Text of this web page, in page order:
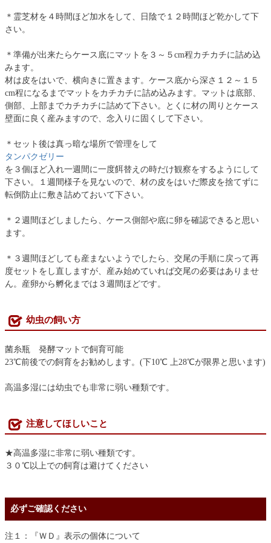
＊霊芝材を４時間ほど加水をして、日陰で１２時間ほど乾かして下
さい。
＊準備が出来たらケース底にマットを３～５cm程カチカチに詰め込
みます。
材は皮をはいで、横向きに置きます。ケース底から深さ１２～１５
cm程になるまでマットをカチカチに詰め込みます。マットは底部、
側部、上部までカチカチに詰めて下さい。とくに材の周りとケース
壁面に良く産みますので、念入りに固くして下さい。
＊セット後は真っ暗な場所で管理をして
タンパクゼリー
を３個ほど入れ一週間に一度餌替えの時だけ観察をするようにして
下さい。１週間様子を見ないので、材の皮をはいだ際皮を捨てずに
転倒防止に敷き詰めておいて下さい。
＊２週間ほどしましたら、ケース側部や底に卵を確認できると思い
ます。
＊３週間ほどしても産まないようでしたら、交尾の手順に戻って再
度セットをし直しますが、産み始めていれば交尾の必要はありませ
ん。産卵から孵化までは３週間ほどです。
幼虫の飼い方
菌糸瓶 発酵マットで飼育可能
23℃前後での飼育をお勧めします。(下10℃ 上28℃が限界と思います)
高温多湿には幼虫でも非常に弱い種類です。
注意してほしいこと
★高温多湿に非常に弱い種類です。
３０℃以上での飼育は避けてください
必ずご確認ください
注１：『ＷＤ』表示の個体について